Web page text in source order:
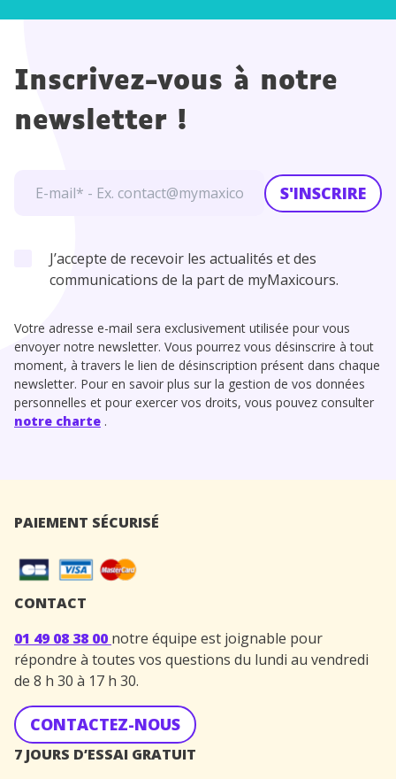
Inscrivez-vous à notre
newsletter !
S'INSCRIRE
J’accepte de recevoir les actualités et des
communications de la part de myMaxicours.
Votre adresse e-mail sera exclusivement utilisée pour vous
envoyer notre newsletter. Vous pourrez vous désinscrire à tout
moment, à travers le lien de désinscription présent dans chaque
newsletter. Pour en savoir plus sur la gestion de vos données
personnelles et pour exercer vos droits, vous pouvez consulter
notre charte .
PAIEMENT SÉCURISÉ
CONTACT
01 49 08 38 00 notre équipe est joignable pour
répondre à toutes vos questions du lundi au vendredi
de 8 h 30 à 17 h 30.
CONTACTEZ-NOUS
7 JOURS D’ESSAI GRATUIT